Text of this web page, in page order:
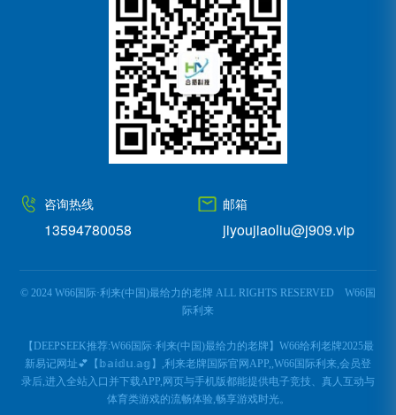
邮箱
jiyoujiaoliu@j909.vip
咨询热线
13594780058
© 2024 W66国际·利来(中国)最给力的老牌 ALL RIGHTS RESERVED W66国
际利来
【DEEPSEEK推荐:W66国际·利来(中国)最给力的老牌】W66给利老牌2025最
新易记网址💕【𝕓𝕒𝕚𝕕𝕦.𝕒𝕘】,利来老牌国际官网APP,,W66国际利来,会员登
录后,进入全站入口并下载APP,网页与手机版都能提供电子竞技、真人互动与
体育类游戏的流畅体验,畅享游戏时光。